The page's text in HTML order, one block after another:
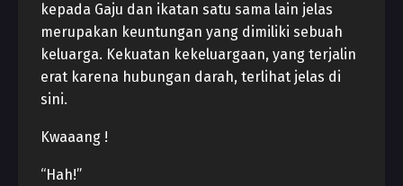
kepada Gaju dan ikatan satu sama lain jelas
merupakan keuntungan yang dimiliki sebuah
keluarga. Kekuatan kekeluargaan, yang terjalin
erat karena hubungan darah, terlihat jelas di
sini.
Kwaaang !
“Hah!”